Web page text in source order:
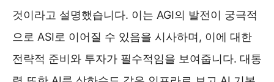
것이라고 설명했습니다. 이는 AGI의 발전이 궁극적
으로 ASI로 이어질 수 있음을 시사하며, 이에 대한
전략적 준비와 투자가 필수적임을 보여줍니다. 대통